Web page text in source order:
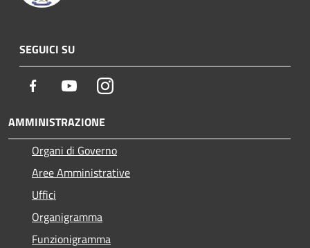
SEGUICI SU
Facebook YoutubeInstagram
AMMINISTRAZIONE
Organi di Governo
Aree Amministrative
Uffici
Organigramma
Funzionigramma